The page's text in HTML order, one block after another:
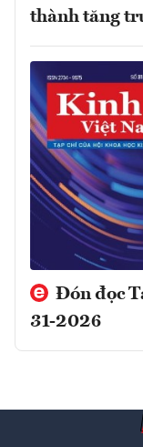
thành tăng
Đón đọc
31-2026